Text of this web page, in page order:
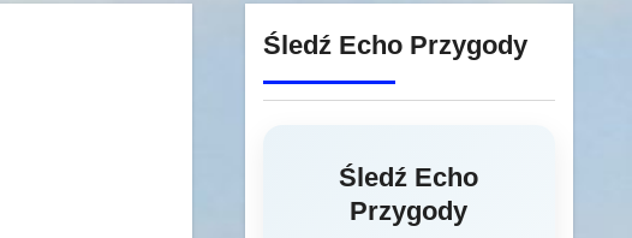
Śledź Echo Przygody
Śledź Echo
Przygody